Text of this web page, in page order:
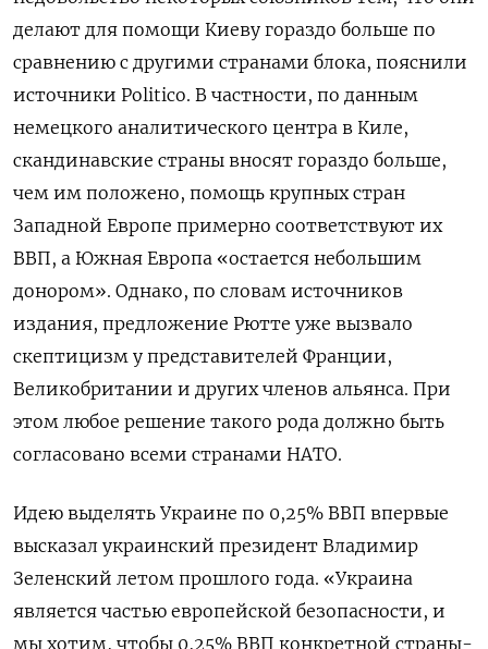
делают для помощи Киеву гораздо больше по
сравнению с другими странами блока, пояснили
источники Politico. В частности, по данным
немецкого аналитического центра в Киле,
скандинавские страны вносят гораздо больше,
чем им положено, помощь крупных стран
Западной Европе примерно соответствуют их
ВВП, а Южная Европа «остается небольшим
донором». Однако, по словам источников
издания, предложение Рютте уже вызвало
скептицизм у представителей Франции,
Великобритании и других членов альянса. При
этом любое решение такого рода должно быть
согласовано всеми странами НАТО.
Идею выделять Украине по 0,25% ВВП впервые
высказал украинский президент Владимир
Зеленский летом прошлого года. «Украина
является частью европейской безопасности, и
мы хотим, чтобы 0,25% ВВП конкретной страны-